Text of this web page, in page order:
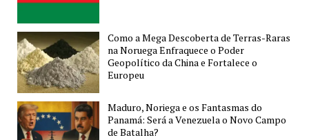
Como a Mega Descoberta de Terras-Raras
na Noruega Enfraquece o Poder
Geopolítico da China e Fortalece o
Europeu
Maduro, Noriega e os Fantasmas do
Panamá: Será a Venezuela o Novo Campo
de Batalha?